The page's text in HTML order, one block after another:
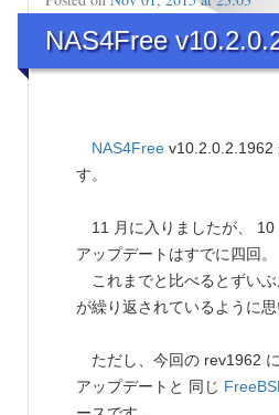
NAS4Free
NAS4Free v10.2.0.2.1962
す。
11 月に入りましたが、 10
アップデートはすでに四回。
これまでと比べるとずいぶ
が繰り返されているように思
ただし、今回の rev1962
アップデートと 同じ